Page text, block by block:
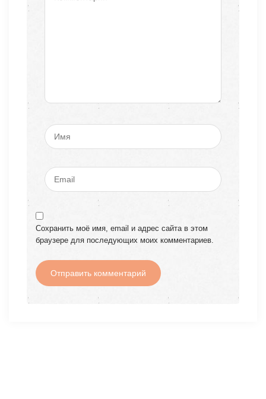
Сохранить моё имя, email и адрес сайта в этом
браузере для последующих моих комментариев.